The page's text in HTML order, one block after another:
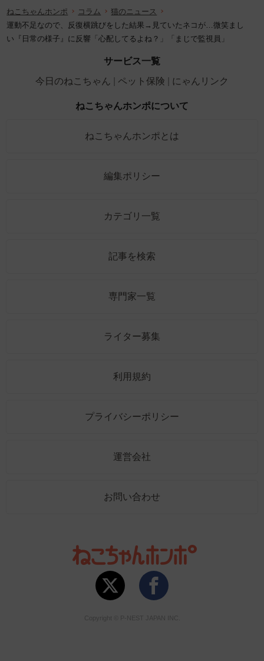
ねこちゃんホンポ コラム
猫のニュース
運動不足なので、反復横跳びをした結果→見ていたネコが…微笑まし
い『日常の様子』に反響「心配してるよね？」「まじで監視員」
サービス一覧
今日のねこちゃん
ペット保険 にゃんリンク
ねこちゃんホンポについて
ねこちゃんホンポとは
編集ポリシー
カテゴリ一覧
記事を検索
専門家一覧
ライター募集
利用規約
プライバシーポリシー
運営会社
お問い合わせ
Copyright © P-NEST JAPAN INC.